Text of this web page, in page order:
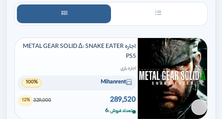
برای افزودن وارد شوید
اجاره METAL GEAR SOLID Δ: SNAKE EATER
PS5
اجاره بازی
Mihanrent
100%
289,520
329,000
12%
تعداد فروش 6